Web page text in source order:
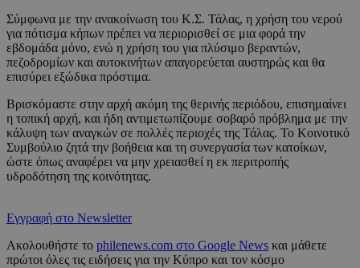
Σύμφωνα με την ανακοίνωση του Κ.Σ. Τάλας, η χρήση του νερού
για πότισμα κήπων πρέπει να περιορισθεί σε μια φορά την
εβδομάδα μόνο, ενώ η χρήση του για πλύσιμο βεραντών,
πεζοδρομίων και αυτοκινήτων απαγορεύεται αυστηρώς και θα
επισύρει εξώδικα πρόστιμα.
Βρισκόμαστε στην αρχή ακόμη της θερινής περιόδου, επισημαίνει
η τοπική αρχή, και ήδη αντιμετωπίζουμε σοβαρό πρόβλημα με την
κάλυψη των αναγκών σε πολλές περιοχές της Τάλας. Το Κοινοτικό
Συμβούλιο ζητά την βοήθεια και τη συνεργασία των κατοίκων,
ώστε όπως αναφέρει να μην χρειασθεί η εκ περιτροπής
υδροδότηση της κοινότητας.
Εγγραφή στο Newsletter
Ακολουθήστε το philenews.com στο Google News και μάθετε
πρώτοι όλες τις ειδήσεις για την Κύπρο και τον κόσμο